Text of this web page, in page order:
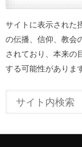
サイトに表示された
の伝播、信仰、教会
されており、本来の
する可能性がありま